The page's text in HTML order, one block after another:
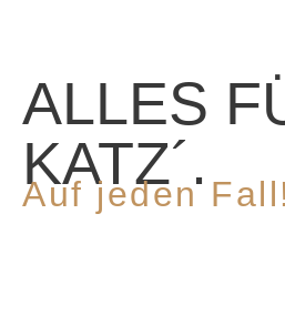
ALLES
KATZ´.
Auf jeden Fall!